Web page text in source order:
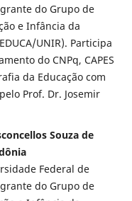
do Grupo de
e Infância da
UNIR). Participa
do CNPq, CAPES
da Educação com
Prof. Dr. Josemir
Souza de
Federal de
do Grupo de